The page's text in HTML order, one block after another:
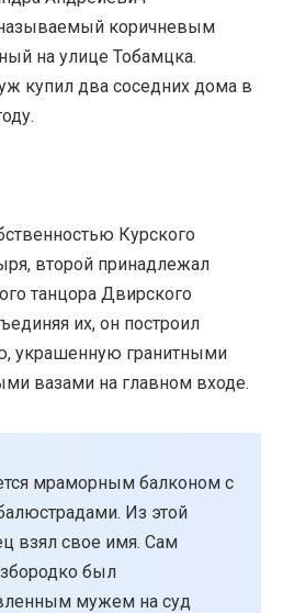
коричневым
на улице Тобамцка.
купил два соседних дома в
Курского
второй принадлежал
танцора Двирского
их, он построил
украшенную гранитными
вазами на главном входе.
мраморным балконом с
Из этой
взял свое имя. Сам
был
мужем на суд